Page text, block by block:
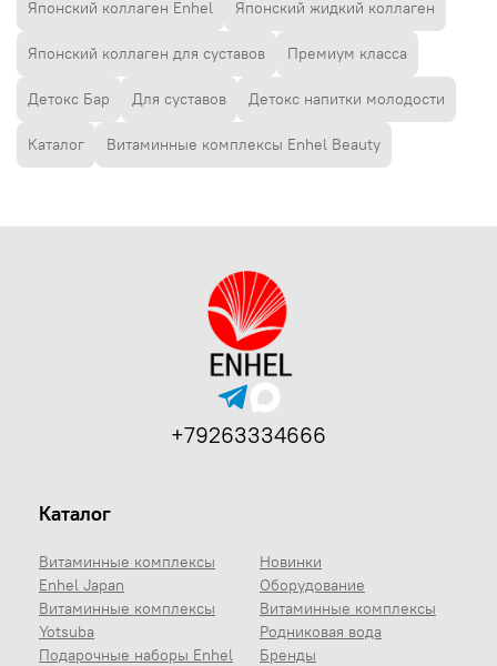
Японский коллаген Enhel Японский жидкий коллаген
Японский коллаген для суставов Премиум класса
Детокс Бар Для суставов Детокс напитки молодости
Каталог Витаминные комплексы Enhel Beauty
Каталог
Витаминные комплексы
Enhel Japan
Витаминные комплексы
Yotsuba
Подарочные наборы Enhel
Новинки
Оборудование
Витаминные комплексы
Родниковая вода
Бренды
+79263334666